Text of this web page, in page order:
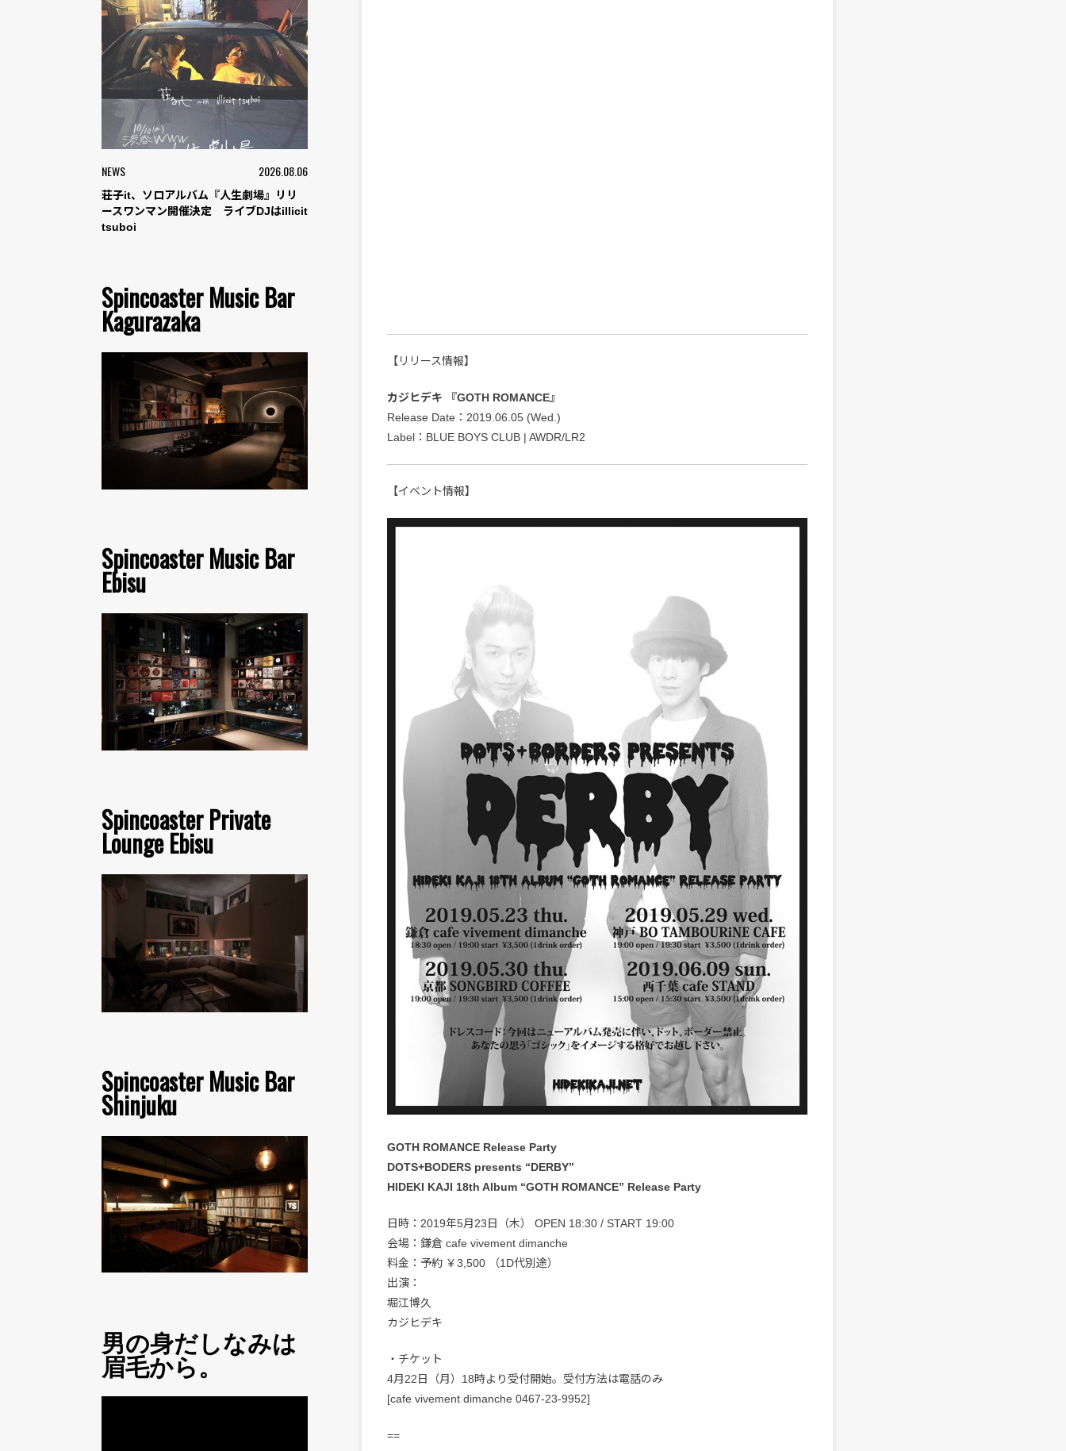
NEWS 2026.08.06
荘子it、ソロアルバム『人生劇場』リリ
ースワンマン開催決定 ライブDJはillicit
tsuboi
Spincoaster Music Bar
Kagurazaka
Spincoaster Music Bar
Ebisu
Spincoaster Private
Lounge Ebisu
Spincoaster Music Bar
Shinjuku
男の身だしなみは
眉毛から。
【リリース情報】
カジヒデキ 『GOTH ROMANCE』
Release Date：2019.06.05 (Wed.)
Label：BLUE BOYS CLUB | AWDR/LR2
【イベント情報】
GOTH ROMANCE Release Party
DOTS+BODERS presents “DERBY”
HIDEKI KAJI 18th Album “GOTH ROMANCE” Release Party
日時：2019年5月23日（木） OPEN 18:30 / START 19:00
会場：鎌倉 cafe vivement dimanche
料金：予約 ￥3,500 （1D代別途）
出演：
堀江博久
カジヒデキ
・チケット
4月22日（月）18時より受付開始。受付方法は電話のみ
[cafe vivement dimanche 0467-23-9952]
==